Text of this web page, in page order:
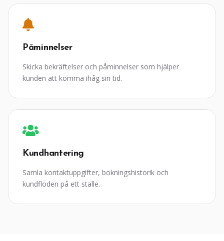
Påminnelser
Skicka bekräftelser och påminnelser som hjälper
kunden att komma ihåg sin tid.
Kundhantering
Samla kontaktuppgifter, bokningshistorik och
kundflöden på ett ställe.